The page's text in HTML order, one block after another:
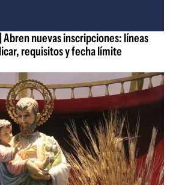
Abren nuevas inscripciones: líneas
requisitos y fecha límite